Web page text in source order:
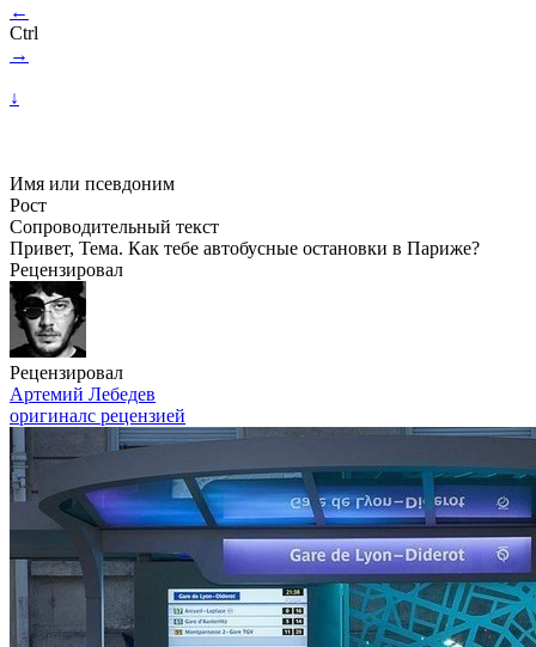
←
Ctrl
→
↓
Имя или псевдоним
Рост
Сопроводительный текст
Привет, Тема. Как тебе автобусные остановки в Париже?
Рецензировал
Рецензировал
Артемий Лебедев
оригиналс рецензией